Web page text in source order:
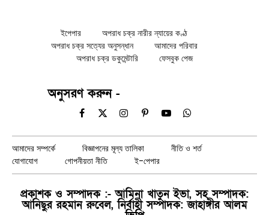
ইপেপার
অপরাধ চক্র নারীর ন্যায়ের কণ্ঠ
অপরাধ চক্র সত্যের অনুসন্ধান
আমাদের পরিবার
অপরাধ চক্র ডকুমেন্টারি
ফেসবুক পেজ
অনুসরণ করুন -
Facebook
X
InstagramPinterestYouTubeWhatsApp
আমাদের সম্পর্কে বিজ্ঞাপনের মূল্য তালিকা
নীতি ও শর্ত
যোগাযোগ
গোপনীয়তা নীতি ই-পেপার
প্রকাশক ও সম্পাদক :- আমিনা খাতুন ইভা, সহ সম্পাদক:
আনিছুর রহমান রুবেল, নির্বাহী সম্পাদক: জাহাঙ্গীর আলম